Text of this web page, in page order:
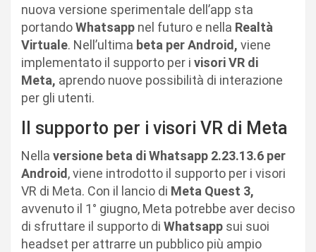
nuova versione sperimentale dell’app sta
portandoWhatsapp nel futuro e nella Realtà
Virtuale. Nell’ultima beta per Android, viene
implementato il supporto per i visori VR di
Meta, aprendo nuove possibilità di interazione
per gli utenti.
Il supporto per i visori VR di Meta
Nella versione beta di Whatsapp 2.23.13.6 per
Android, viene introdotto il supporto per i visori
VR di Meta. Con il lancio di Meta Quest 3,
avvenuto il 1° giugno, Meta potrebbe aver deciso
di sfruttare il supporto di Whatsapp sui suoi
headset per attrarre un pubblico più ampio